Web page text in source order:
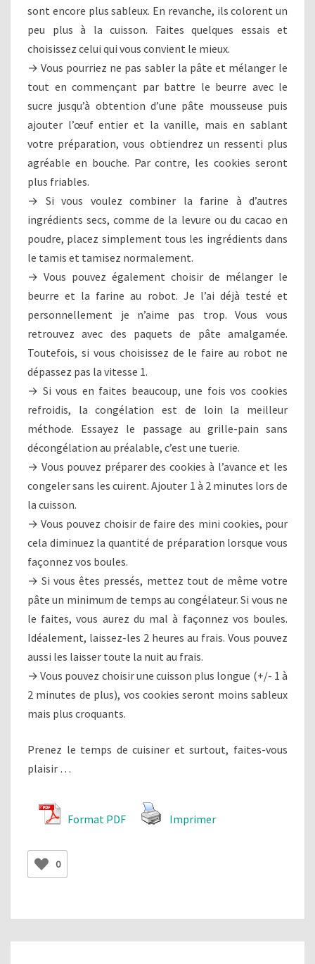
sont encore plus sableux. En revanche, ils colorent un
peu plus à la cuisson. Faites quelques essais et
choisissez celui qui vous convient le mieux.
→ Vous pourriez ne pas sabler la pâte et mélanger le
tout en commençant par battre le beurre avec le
sucre jusqu’à obtention d’une pâte mousseuse puis
ajouter l’œuf entier et la vanille, mais en sablant
votre préparation, vous obtiendrez un ressenti plus
agréable en bouche. Par contre, les cookies seront
plus friables.
→ Si vous voulez combiner la farine à d’autres
ingrédients secs, comme de la levure ou du cacao en
poudre, placez simplement tous les ingrédients dans
le tamis et tamisez normalement.
→ Vous pouvez également choisir de mélanger le
beurre et la farine au robot. Je l’ai déjà testé et
personnellement je n’aime pas trop. Vous vous
retrouvez avec des paquets de pâte amalgamée.
Toutefois, si vous choisissez de le faire au robot ne
dépassez pas la vitesse 1.
→ Si vous en faites beaucoup, une fois vos cookies
refroidis, la congélation est de loin la meilleur
méthode. Essayez le passage au grille-pain sans
décongélation au préalable, c’est une tuerie.
→ Vous pouvez préparer des cookies à l’avance et les
congeler sans les cuirent. Ajouter 1 à 2 minutes lors de
la cuisson.
→ Vous pouvez choisir de faire des mini cookies, pour
cela diminuez la quantité de préparation lorsque vous
façonnez vos boules.
→ Si vous êtes pressés, mettez tout de même votre
pâte un minimum de temps au congélateur. Si vous ne
le faites, vous aurez du mal à façonnez vos boules.
Idéalement, laissez-les 2 heures au frais. Vous pouvez
aussi les laisser toute la nuit au frais.
→ Vous pouvez choisir une cuisson plus longue (+/- 1 à
2 minutes de plus), vos cookies seront moins sableux
mais plus croquants.
Prenez le temps de cuisiner et surtout, faites-vous
plaisir …
Format PDF Imprimer
0